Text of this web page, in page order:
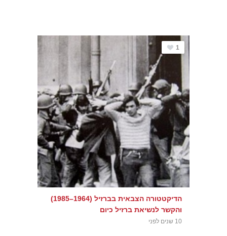
1
הדיקטטורה הצבאית בברזיל (1964–1985)
והקשר לנשיאת ברזיל כיום
10 שנים לפני